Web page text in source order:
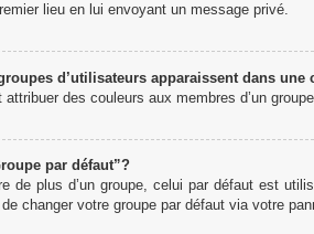
lieu en lui envoyant un message privé.
d’utilisateurs apparaissent dans une
attribuer des couleurs aux membres d’un
par défaut”?
de plus d’un groupe, celui par défaut est
changer votre groupe par défaut via votre